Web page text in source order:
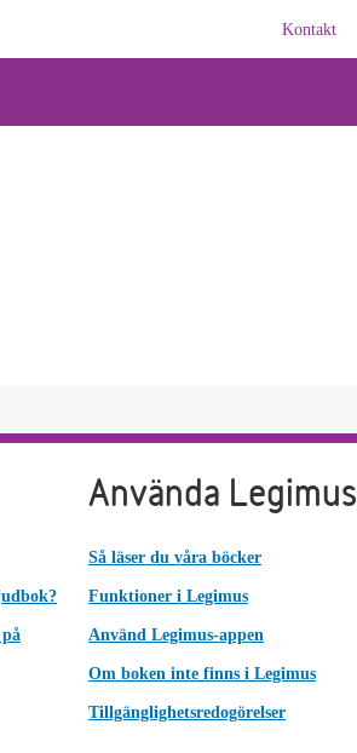
Kontakt
Använda Legimus
Så läser du våra böcker
Funktioner i Legimus
Använd Legimus-appen
Om boken inte finns i Legimus
Tillgänglighetsredogörelser